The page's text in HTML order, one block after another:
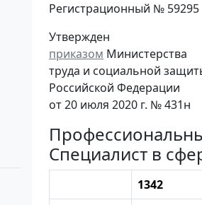
Регистрационный № 59295
Утвержден
приказом Министерства
труда и социальной
Российской Федерации
от 20 июля 2020 г. № 431н
Специалист в
1342